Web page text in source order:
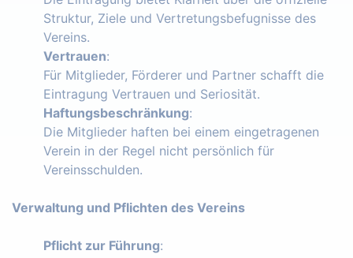
Struktur, Ziele und Vertretungsbefugnisse des
Vereins.
Vertrauen:
Für Mitglieder, Förderer und Partner schafft die
Eintragung Vertrauen und Seriosität.
Haftungsbeschränkung:
Die Mitglieder haften bei einem eingetragenen
Verein in der Regel nicht persönlich für
Vereinsschulden.
Verwaltung und Pflichten des Vereins
Pflicht zur Führung: